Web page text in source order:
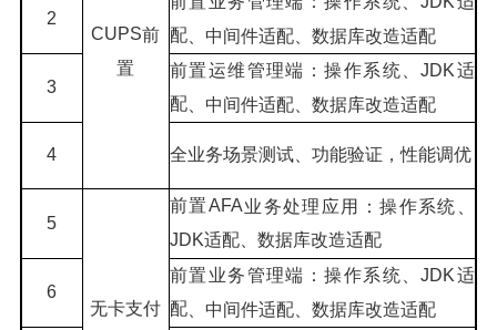
CUPS前
置
2
配、 中间件适配、数据库改造适配
3
前置运维管理端：操作系统、JDK适
配、 中间件适配、数据库改造适配
4 全业务场景测试、功能验证，性能调优
5
无卡支付
前置AFA业务处理应用 ：操作系统、
JDK适配、数据库改造适配
6
前置业务管理端：操作系统、JDK适
配、 中间件适配、数据库改造适配